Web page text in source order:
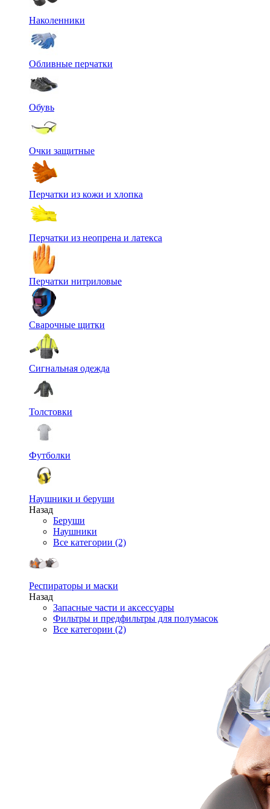
Наколенники
Обливные перчатки
Обувь
Очки защитные
Перчатки из кожи и хлопка
Перчатки из неопрена и латекса
Перчатки нитриловые
Сварочные щитки
Сигнальная одежда
Толстовки
Футболки
Наушники и беруши
Назад
Беруши
Наушники
Все категории (2)
Респираторы и маски
Назад
Запасные части и аксессуары
Фильтры и предфильтры для полумасок
Все категории (2)